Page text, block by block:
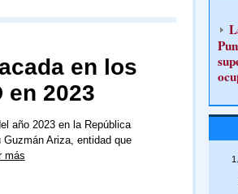
en los
en 2023
año 2023 en la República
Guzmán Ariza, entidad que
más